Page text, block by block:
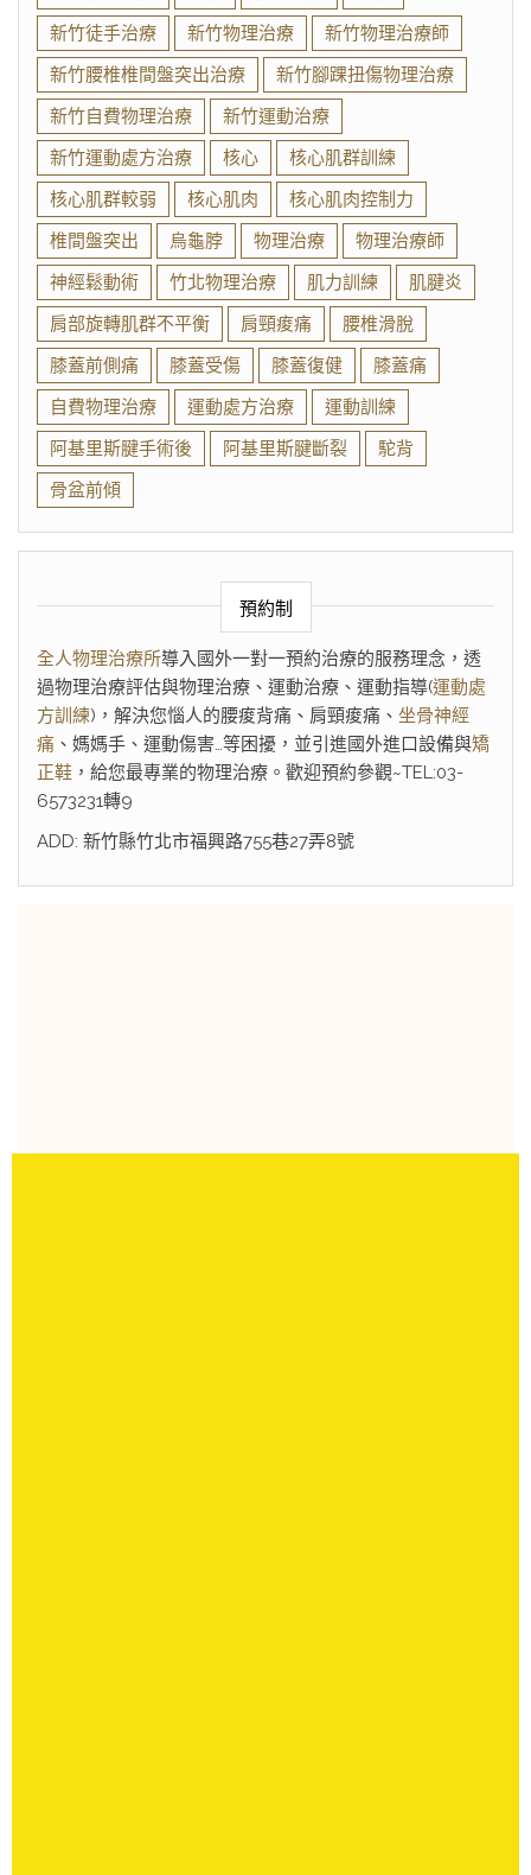
新竹徒手治療
新竹物理治療
新竹物理治療師
新竹腰椎椎間盤突出治療
新竹腳踝扭傷物理治療
新竹自費物理治療
新竹運動治療
新竹運動處方治療
核心
核心肌群訓練
核心肌群較弱
核心肌肉
核心肌肉控制力
椎間盤突出
烏龜脖 物理治療
物理治療師
神經鬆動術
竹北物理治療 肌力訓練
肌腱炎
肩部旋轉肌群不平衡
肩頸痠痛
腰椎滑脫
膝蓋前側痛
膝蓋受傷 膝蓋復健
膝蓋痛
自費物理治療
運動處方治療
運動訓練
阿基里斯腱手術後
阿基里斯腱斷裂
駝背
骨盆前傾
預約制
全人物理治療所導入國外一對一預約治療的服務理念，透
過物理治療評估與物理治療、運動治療、運動指導(運動處
方訓練)，解決您惱人的腰痠背痛、肩頸痠痛、 坐骨神經
痛 、媽媽手、運動傷害…等困擾，並引進國外進口設備與矯
正鞋 ，給您最專業的物理治療。歡迎預約參觀~TEL:03-
6573231轉9
ADD: 新竹縣竹北市福興路755巷27弄8號